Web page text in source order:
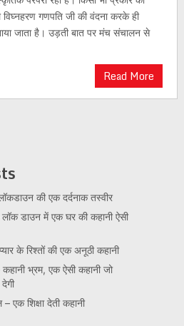
गणपति जी की वंदना करके ही
जाता है। उड़ती बात पर मंच संचालन से
Read More
की एक दर्दनाक तस्वीर
डाउन में एक घर की कहानी ऐसी
के रिश्तों की एक अनूठी कहानी
भ्रम, एक ऐसी कहानी जो
एक शिक्षा देती कहानी